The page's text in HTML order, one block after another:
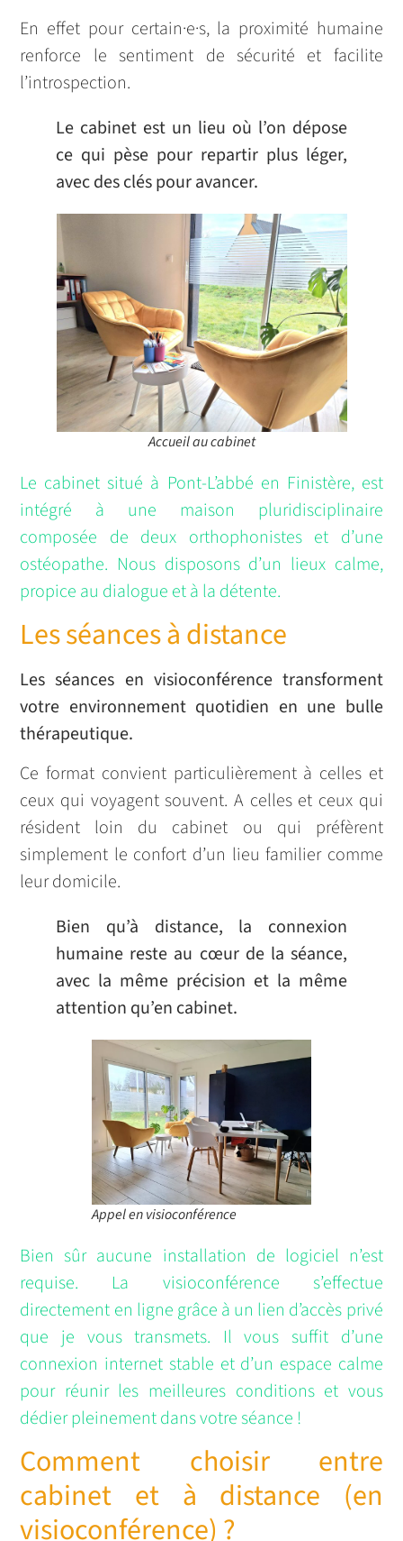
En effet pour certain·e·s, la proximité humaine
renforce le sentiment de sécurité et facilite
l’introspection.
Le cabinet est un lieu où l’on dépose
ce qui pèse pour repartir plus léger,
avec des clés pour avancer.
Accueil au cabinet
Le cabinet situé à Pont-L’abbé en Finistère, est
intégré à une maison pluridisciplinaire
composée de deux orthophonistes et d’une
ostéopathe. Nous disposons d’un lieux calme,
propice au dialogue et à la détente.
Les séances à distance
Les séances en visioconférence transforment
votre environnement quotidien en une bulle
thérapeutique.
Ce format convient particulièrement à celles et
ceux qui voyagent souvent. A celles et ceux qui
résident loin du cabinet ou qui préfèrent
simplement le confort d’un lieu familier comme
leur domicile.
Bien qu’à distance, la connexion
humaine reste au cœur de la séance,
avec la même précision et la même
attention qu’en cabinet.
Appel en visioconférence
Bien sûr aucune installation de logiciel n’est
requise. La visioconférence s’effectue
directement en ligne grâce à un lien d’accès privé
que je vous transmets. Il vous suffit d’une
connexion internet stable et d’un espace calme
pour réunir les meilleures conditions et vous
dédier pleinement dans votre séance !
Comment choisir entre
cabinet et à distance (en
visioconférence) ?